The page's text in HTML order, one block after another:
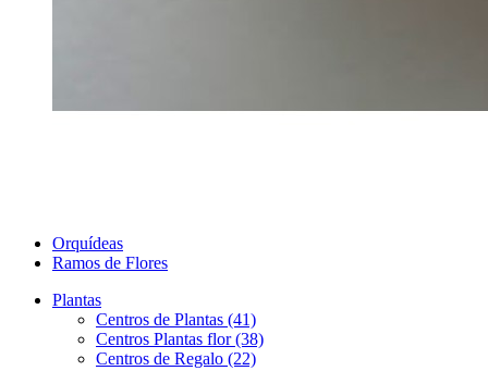
Orquídeas
Ramos de Flores
Plantas
Centros de Plantas (41)
Centros Plantas flor (38)
Centros de Regalo (22)